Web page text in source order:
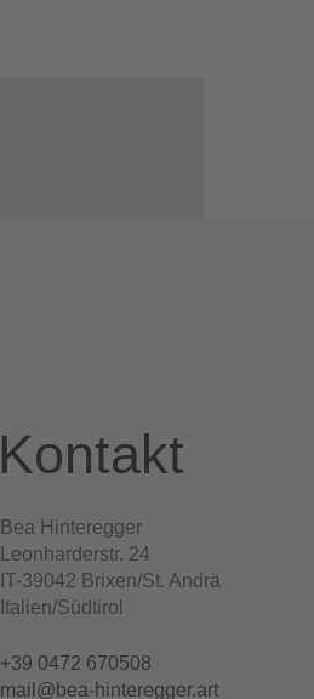
Kontakt
Bea Hinteregger
Leonharderstr. 24
IT-39042 Brixen/St. Andrä
Italien/Südtirol
+39 0472 670508
mail@bea-hinteregger.art